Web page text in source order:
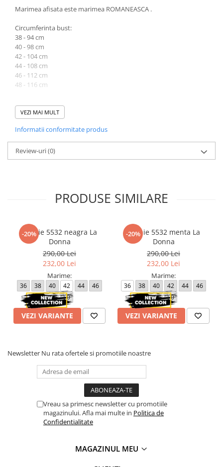
Marimea afisata este marimea ROMANEASCA .
Circumferinta bust:
38 - 94 cm
40 - 98 cm
42 - 104 cm
44 - 108 cm
46 - 112 cm
48 - 116 cm
Circumferinta talie:
38 - 90 cm
42 - 100 cm
44 - 106 cm
46 - 110 cm
48 - 112 cm
Atentie! Nuanta produsului poate diferi usor, in functie de
VEZI MAI MULT
Informatii conformitate produs
Review-uri(0)
PRODUSE SIMILARE
-20%
Rochie 5532 neagra La
Donna
290,00 Lei
232,00 Lei
Marime:
36 38 40 42 44
46
48
50
VEZI VARIANTE
-20%
Rochie 5532 menta La
Donna
290,00 Lei
232,00 Lei
Marime:
36 38 40 42 44
46
48
50
VEZI VARIANTE
Newsletter Nu rata ofertele si promotiile noastre
Vreau sa primesc newsletter cu promotiile
magazinului. Afla mai multe in Politica de
Confidentialitate
MAGAZINUL MEU